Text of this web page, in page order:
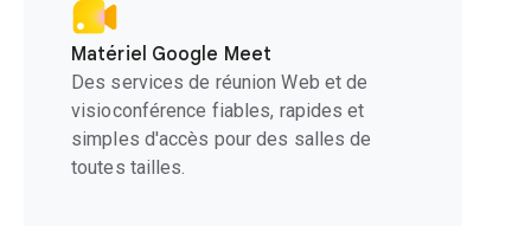
Matériel Google Meet
Des services de réunion Web et de
visioconférence fiables, rapides et
simples d'accès pour des salles de
toutes tailles.